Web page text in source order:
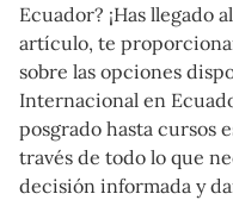
Ecuador? ¡Has llegado
artículo, te
sobre las opciones
Internacional en
posgrado hasta cursos
través de todo lo que
decisión informada y